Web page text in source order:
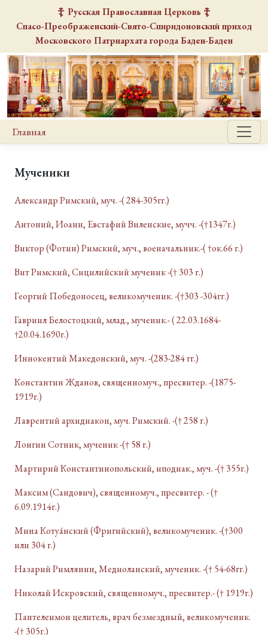
Русская Православная Церковь
Спасо-Преображенский-Свято-Спиридоновский приход
Московского Патриархата города Баден-Баден
Главная
Мученики
Александр Римский, муч. -( 284-305гг.)
Антоний, Иоанн, Евстафий Виленские, мучч. -(†1347г.)
Виктор (Фотин) Римский, муч., военачальник.-( †ок.66 г.)
Вит Римский, Сицилийский мученик -(† 303 г.)
Георгий Победоносец, великомученик. -(†303 -304гг.)
Гавриил Белостоцкий, млад., мученик.- ( 22.03.1684-
†20.04.1690г.)
Иннокентий Македонский, муч. -(283-284 гг.)
Константин Жданов, священномуч., пресвитер. -(1875-
1919г.)
Лаврентий архидиакон, муч. Римский. -(† 258 г.)
Лонгин Сотник, мученик -(† 58 г.)
Мартирий Константинопольский, иподиак., муч. -(† 355г.)
Максим (Сандович), священномуч., пресвитер. - (†
6.09.1914г.)
Мина Котуа́нский (Фригийский), великомученик. -(†300
или 304 г.)
Назарий Римлянин, Медиоланский, мученик. -(† 54-68гг.)
Николай Искровский, священномуч., пресвитер.- († 1919г.)
Пантелеимон целитель, врач безмездный, великомученик.
-(† 305г.)